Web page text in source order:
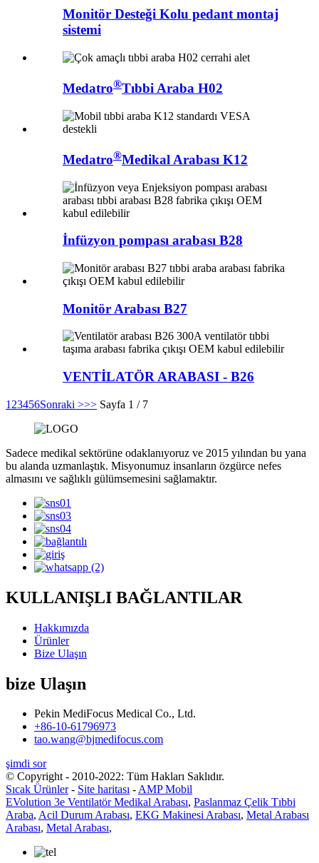
Monitör Desteği Kolu pedant montaj
sistemi
Medatro®Tıbbi Araba H02
Medatro®Medikal Arabası K12
İnfüzyon pompası arabası B28
Monitör Arabası B27
VENTİLATÖR ARABASI - B26
1 23456Sonraki >>> Sayfa 1 / 7
Sadece medikal sektörüne odaklanıyoruz ve 2015 yılından bu yana
bu alanda uzmanlaştık. Misyonumuz insanların özgürce nefes
almasını ve sağlıklı gülümsemesini sağlamaktır.
KULLANIŞLI BAĞLANTILAR
Hakkımızda
Ürünler
Bize Ulaşın
bize Ulaşın
Pekin MediFocus Medical Co., Ltd.
+86-10-61796973
tao.wang@bjmedifocus.com
şimdi sor
© Copyright - 2010-2022: Tüm Hakları Saklıdır.
Sıcak Ürünler- Site haritası -AMP Mobil
EVolution 3e Ventilatör Medikal Arabası, Paslanmaz Çelik Tıbbi
Araba, Acil Durum Arabası, EKG Makinesi Arabası, Metal Arabası
Arabası, Metal Arabası,